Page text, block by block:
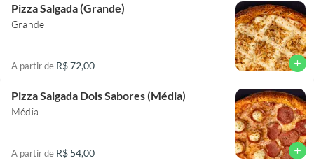
Pizza Salgada (Grande)
Grande
A partir de R$ 72,00 add
Pizza Salgada Dois Sabores (Média)
Média
A partir de R$ 54,00 add